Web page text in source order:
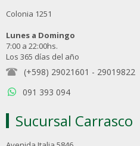
Colonia 1251
Lunes a Domingo
7:00 a 22:00hs.
Los 365 días del año
(+598) 29021601 - 29019822
091 393 094
Sucursal Carrasco